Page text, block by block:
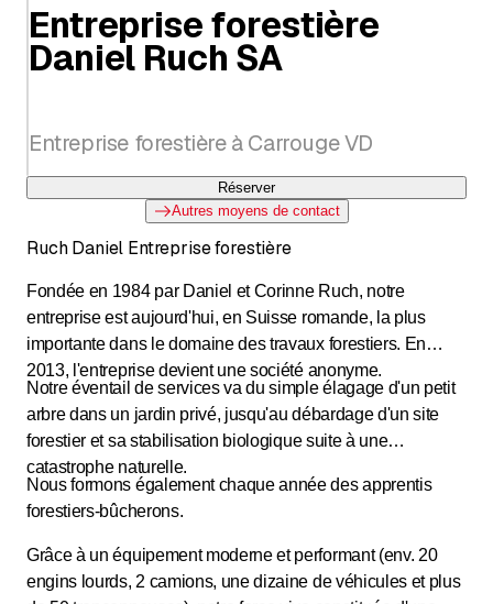
Entreprise forestière
Daniel Ruch SA
Entreprise forestière à Carrouge VD
Réserver
Autres moyens de contact
Ruch Daniel Entreprise forestière
Fondée en 1984 par Daniel et Corinne Ruch, notre
entreprise est aujourd'hui, en Suisse romande, la plus
importante dans le domaine des travaux forestiers. En
2013, l'entreprise devient une société anonyme.
Notre éventail de services va du simple élagage d'un petit
arbre dans un jardin privé, jusqu'au débardage d'un site
forestier et sa stabilisation biologique suite à une
catastrophe naturelle.
Nous formons également chaque année des apprentis
forestiers-bûcherons.
Grâce à un équipement moderne et performant (env. 20
engins lourds, 2 camions, une dizaine de véhicules et plus